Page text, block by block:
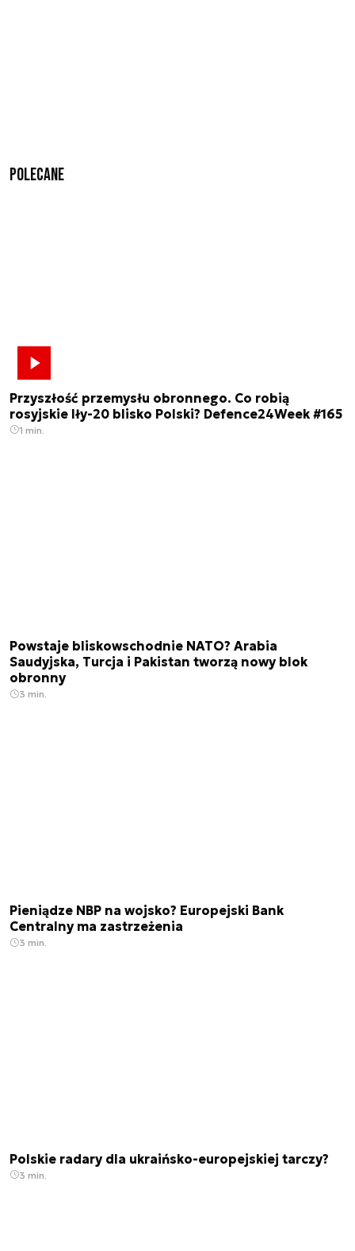
Polecane
Przyszłość przemysłu obronnego. Co robią
rosyjskie Iły-20 blisko Polski? Defence24Week #165
1 min.
Powstaje bliskowschodnie NATO? Arabia
Saudyjska, Turcja i Pakistan tworzą nowy blok
obronny
3 min.
Pieniądze NBP na wojsko? Europejski Bank
Centralny ma zastrzeżenia
3 min.
Polskie radary dla ukraińsko-europejskiej tarczy?
3 min.